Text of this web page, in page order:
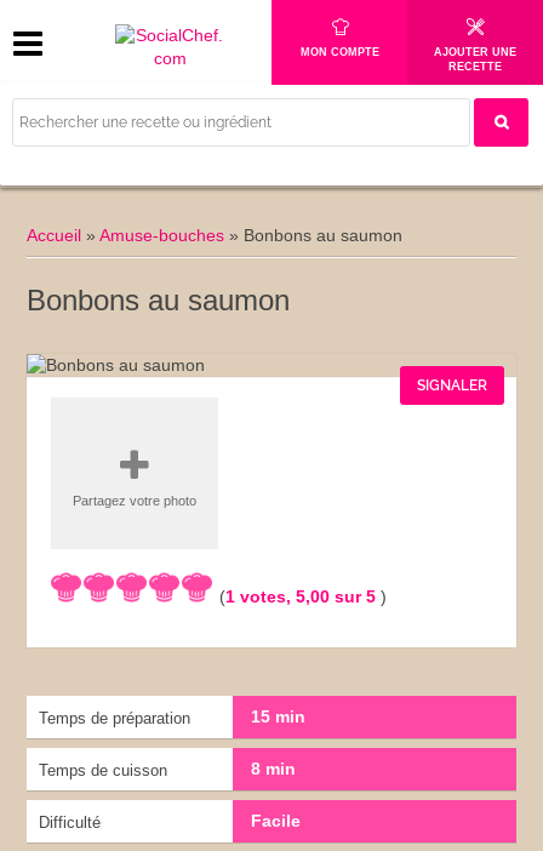
MON COMPTE
AJOUTER UNE
RECETTE
Accueil »Amuse-bouches » Bonbons au saumon
Bonbons au saumon
SIGNALER
Partagez votre photo
(1 votes,5,00 sur 5)
Temps de préparation 15 min
Temps de cuisson 8 min
Difficulté Facile